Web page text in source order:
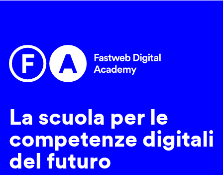
La scuola per le
competenze digitali
del futuro